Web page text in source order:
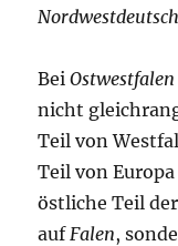
BeiOstwestfalen
nicht
Teil von
Teil von
östliche Teil
aufFalen,